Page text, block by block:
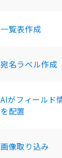
一覧表作成
宛名ラベル作成
AIがフィールド
を配置
画像取り込み